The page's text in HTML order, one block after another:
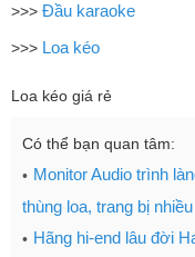
>>> Đầu karaoke
>>> Loa kéo
Loa kéo giá rẻ
Có thể bạn quan tâm:
Monitor Audio trình
thùng loa, trang bị
Hãng hi-end lâu đời